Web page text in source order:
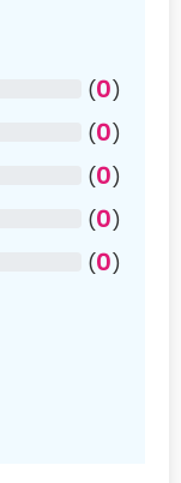
(0)
(0)
(0)
(0)
(0)